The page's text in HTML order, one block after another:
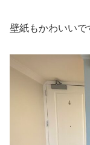
壁紙もかわいいで